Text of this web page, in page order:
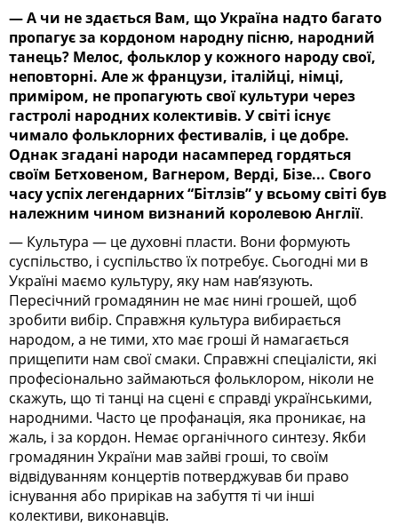
— А чи не здається Вам, що Україна надто багато
пропагує за кордоном народну пісню, народний
танець? Мелос, фольклор у кожного народу свої,
неповторні. Але ж французи, італійці, німці,
приміром, не пропагують свої культури через
гастролі народних колективів. У світі існує
чимало фольклорних фестивалів, і це добре.
Однак згадані народи насамперед гордяться
своїм Бетховеном, Вагнером, Верді, Бізе... Свого
часу успіх легендарних “Бітлзів” у всьому світі був
належним чином визнаний королевою Англії.
— Культура — це духовні пласти. Вони формують
суспільство, і суспільство їх потребує. Сьогодні ми в
Україні маємо культуру, яку нам нав’язують.
Пересічний громадянин не має нині грошей, щоб
зробити вибір. Справжня культура вибирається
народом, а не тими, хто має гроші й намагається
прищепити нам свої смаки. Справжні спеціалісти, які
професіонально займаються фольклором, ніколи не
скажуть, що ті танці на сцені є справді українськими,
народними. Часто це профанація, яка проникає, на
жаль, і за кордон. Немає органічного синтезу. Якби
громадянин України мав зайві гроші, то своїм
відвідуванням концертів потверджував би право
існування або прирікав на забуття ті чи інші
колективи, виконавців.